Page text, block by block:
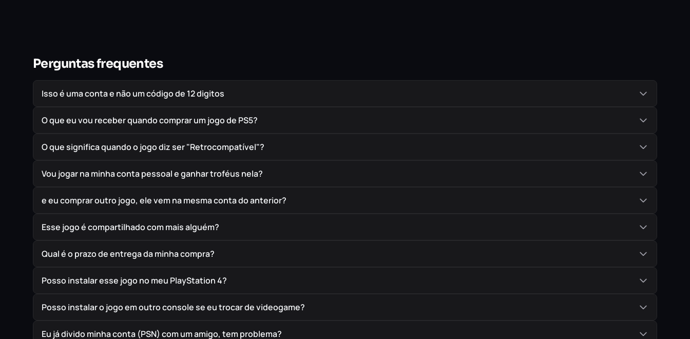
Perguntas frequentes
Isso é uma conta e não um código de 12 digitos
O que eu vou receber quando comprar um jogo de PS5?
O que significa quando o jogo diz ser "Retrocompatível"?
Vou jogar na minha conta pessoal e ganhar troféus nela?
e eu comprar outro jogo, ele vem na mesma conta do anterior?
Esse jogo é compartilhado com mais alguém?
Qual é o prazo de entrega da minha compra?
Posso instalar esse jogo no meu PlayStation 4?
Posso instalar o jogo em outro console se eu trocar de videogame?
Eu já divido minha conta (PSN) com um amigo, tem problema?